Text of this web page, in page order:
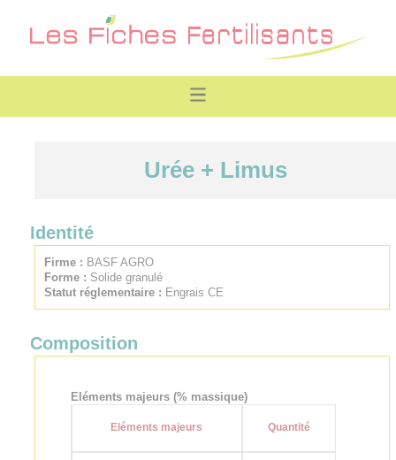
Urée + Limus
Identité
Firme : BASF AGRO
Forme : Solide granulé
Statut réglementaire : Engrais CE
Composition
Eléments majeurs (% massique)
Eléments majeurs Quantité